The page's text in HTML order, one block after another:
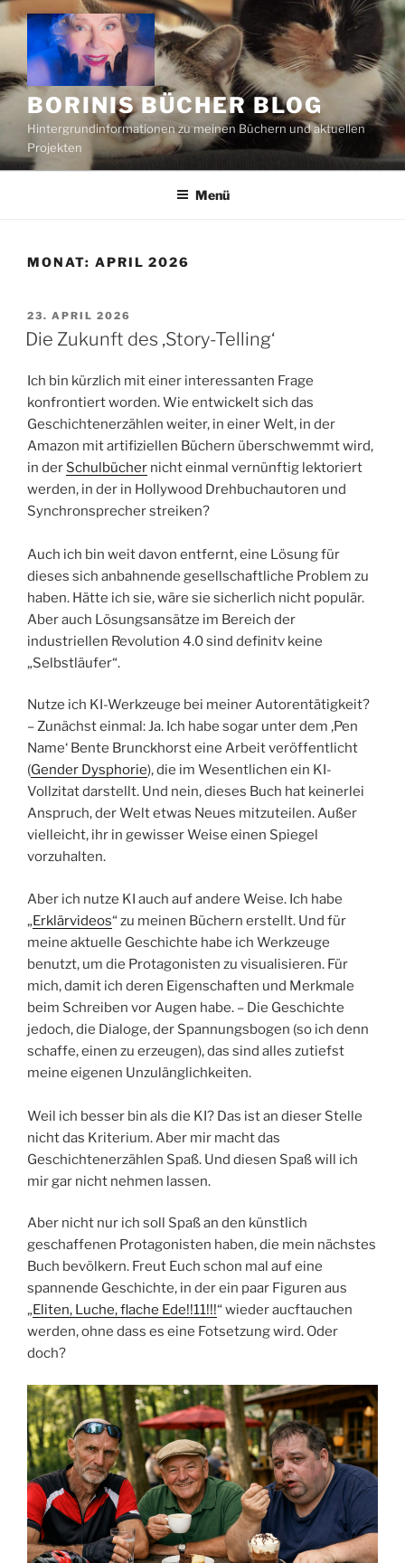
Zum
Inhalt
springen
BORINIS BÜCHER BLOG
Hintergrundinformationen zu meinen Büchern und aktuellen
Projekten
Menü
MONAT: APRIL 2026
VERÖFFENTLICHT
AM
23. APRIL 2026
Die Zukunft des ‚Story-Telling‘
Ich bin kürzlich mit einer interessanten Frage
konfrontiert worden. Wie entwickelt sich das
Geschichtenerzählen weiter, in einer Welt, in der
Amazon mit artifiziellen Büchern überschwemmt wird,
in der Schulbücher nicht einmal vernünftig lektoriert
werden, in der in Hollywood Drehbuchautoren und
Synchronsprecher streiken?
Auch ich bin weit davon entfernt, eine Lösung für
dieses sich anbahnende gesellschaftliche Problem zu
haben. Hätte ich sie, wäre sie sicherlich nicht populär.
Aber auch Lösungsansätze im Bereich der
industriellen Revolution 4.0 sind definitv keine
„Selbstläufer“.
Nutze ich KI-Werkzeuge bei meiner Autorentätigkeit?
– Zunächst einmal: Ja. Ich habe sogar unter dem ‚Pen
Name‘ Bente Brunckhorst eine Arbeit veröffentlicht
(Gender Dysphorie), die im Wesentlichen ein KI-
Vollzitat darstellt. Und nein, dieses Buch hat keinerlei
Anspruch, der Welt etwas Neues mitzuteilen. Außer
vielleicht, ihr in gewisser Weise einen Spiegel
vorzuhalten.
Aber ich nutze KI auch auf andere Weise. Ich habe
„Erklärvideos“ zu meinen Büchern erstellt. Und für
meine aktuelle Geschichte habe ich Werkzeuge
benutzt, um die Protagonisten zu visualisieren. Für
mich, damit ich deren Eigenschaften und Merkmale
beim Schreiben vor Augen habe. – Die Geschichte
jedoch, die Dialoge, der Spannungsbogen (so ich denn
schaffe, einen zu erzeugen), das sind alles zutiefst
meine eigenen Unzulänglichkeiten.
Weil ich besser bin als die KI? Das ist an dieser Stelle
nicht das Kriterium. Aber mir macht das
Geschichtenerzählen Spaß. Und diesen Spaß will ich
mir gar nicht nehmen lassen.
Aber nicht nur ich soll Spaß an den künstlich
geschaffenen Protagonisten haben, die mein nächstes
Buch bevölkern. Freut Euch schon mal auf eine
spannende Geschichte, in der ein paar Figuren aus
„Eliten, Luche, flache Ede!!11!!!“ wieder aucftauchen
werden, ohne dass es eine Fotsetzung wird. Oder
doch?